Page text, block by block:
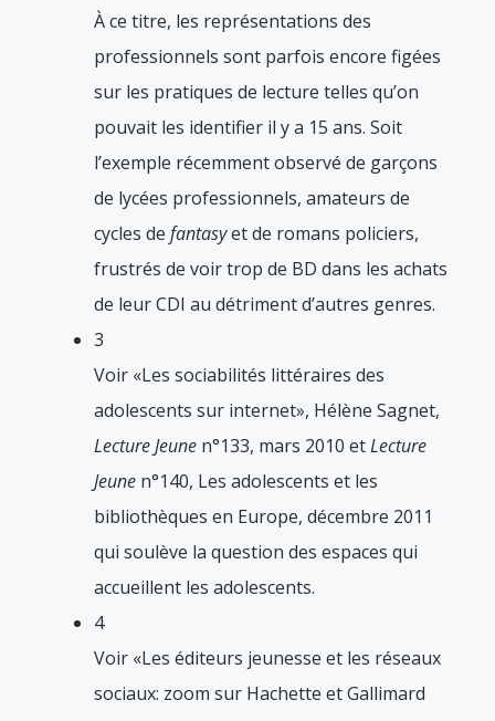
À ce titre, les représentations des
professionnels sont parfois encore figées
sur les pratiques de lecture telles qu’on
pouvait les identifier il y a 15 ans. Soit
l’exemple récemment observé de garçons
de lycées professionnels, amateurs de
cycles de fantasyet de romans policiers,
frustrés de voir trop de BD dans les achats
de leur CDI au détriment d’autres genres.
3
Voir «Les sociabilités littéraires des
adolescents sur internet», Hélène Sagnet,
Lecture Jeune n°133, mars 2010 etLecture
Jeune n°140, Les adolescents et les
bibliothèques en Europe, décembre 2011
qui soulève la question des espaces qui
accueillent les adolescents.
4
Voir «Les éditeurs jeunesse et les réseaux
sociaux: zoom sur Hachette et Gallimard